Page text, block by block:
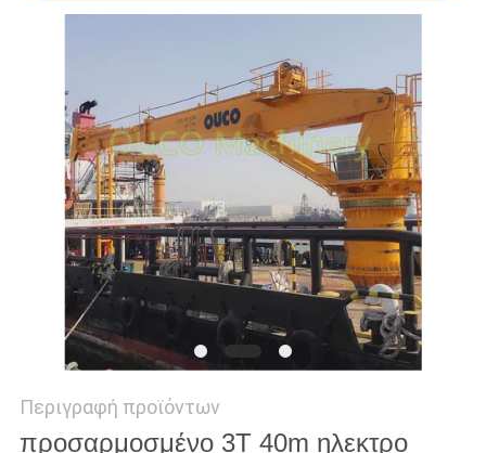
ΠΟΛΙΤΙΚΉ
ΑΠΟΡΡΉΤΟΥ
Περιγραφή προϊόντων
προσαρμοσμένο 3T 40m ηλεκτρο